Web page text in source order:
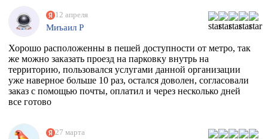
12 апреля
Миъаил Р
Хорошо расположенны в пешей доступности от метро, так
же можно заказать проезд на парковку внутрь на
территорию, пользовался услугами данной организации
уже наверное больше 10 раз, остался доволен, согласовали
заказ с помощью почты, оплатил и через несколько дней
все готово
27 марта